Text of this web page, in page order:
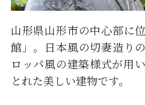
山形県山形市の中心部に
館」。日本風の切妻造り
ロッパ風の建築様式が用
とれた美しい建物です。